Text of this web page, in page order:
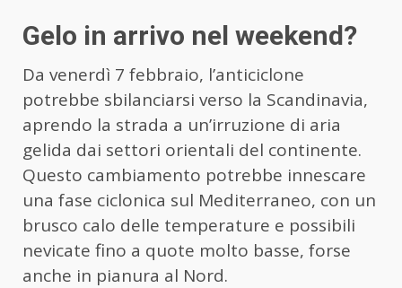
Gelo in arrivo nel weekend?
Da venerdì 7 febbraio, l’anticiclone
potrebbe sbilanciarsi verso la Scandinavia,
aprendo la strada a un’irruzione di aria
gelida dai settori orientali del continente.
Questo cambiamento potrebbe innescare
una fase ciclonica sul Mediterraneo, con un
brusco calo delle temperature e possibili
nevicate fino a quote molto basse, forse
anche in pianura al Nord.